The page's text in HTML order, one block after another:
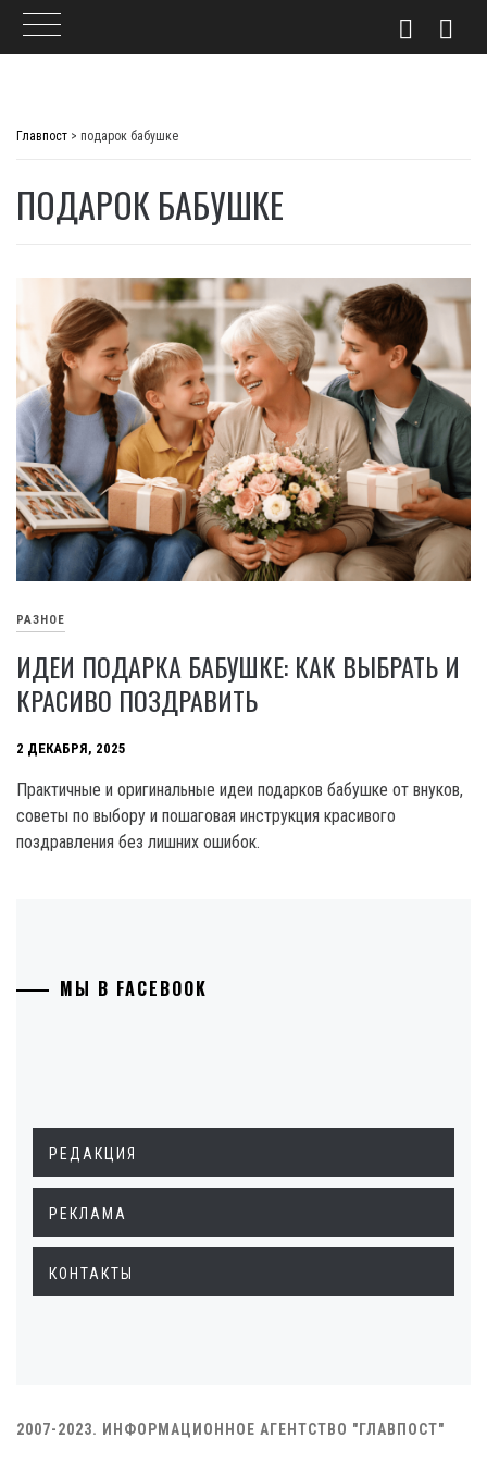
Главпост > подарок бабушке
ПОДАРОК БАБУШКЕ
РАЗНОЕ
ИДЕИ ПОДАРКА БАБУШКЕ: КАК ВЫБРАТЬ И
КРАСИВО ПОЗДРАВИТЬ
2 ДЕКАБРЯ, 2025
Практичные и оригинальные идеи подарков бабушке от внуков,
советы по выбору и пошаговая инструкция красивого
поздравления без лишних ошибок.
МЫ В FACEBOOK
РЕДАКЦИЯ
РЕКЛАМА
КОНТАКТЫ
2007-2023. ИНФОРМАЦИОННОЕ АГЕНТСТВО "ГЛАВПОСТ"